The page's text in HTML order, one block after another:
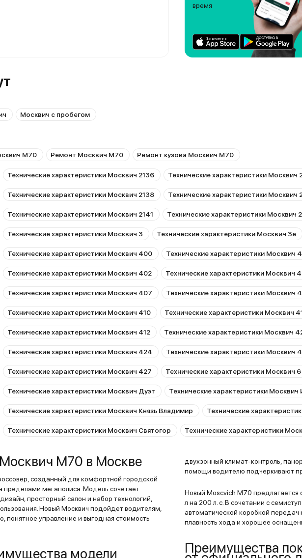
время
Москвич с пробегом
М70 Ремонт Москвич М70 Ремонт кузова Москвич М70
Технические характеристики Москвич 2136 Технические характеристики Москвич
Технические характеристики Москвич 2138 Технические характеристики Москвич
Технические характеристики Москвич 2141 Технические характеристики Москвич
Технические характеристики Москвич 3 Технические характеристики Москвич 3e
Технические характеристики Москвич 400 Технические характеристики Москвич
Технические характеристики Москвич 402 Технические характеристики Москвич
Технические характеристики Москвич 407 Технические характеристики Москвич
Технические характеристики Москвич 410 Технические характеристики Москвич
Технические характеристики Москвич 412 Технические характеристики Москвич
Технические характеристики Москвич 424 Технические характеристики Москвич
Технические характеристики Москвич 427 Технические характеристики Москвич 6
Технические характеристики Москвич Дуэт Технические характеристики Москвич
Технические характеристики Москвич Князь Владимир Технические
Технические характеристики Москвич Святогор Технические характеристики
М70 в Москве
созданный для комфортной городской
пределами мегаполиса. Модель сочетает
просторный салон и набор технологий,
Новый Москвич подойдет водителям,
управление и выгодная стоимость
модели
двухзонный климат-контроль,
помощи водителю подчеркивают
Новый Moscvich M70 предлагается
л на 200 л. с. В сочетании с
автоматической коробкой
плавность хода и хорошее
Преимущества